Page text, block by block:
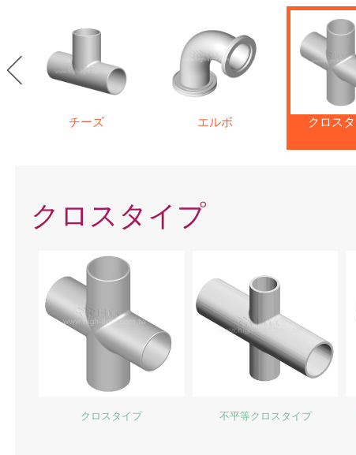
チーズ エルボ クロス
クロスタイプ
クロスタイプ 不平等クロスタイプ